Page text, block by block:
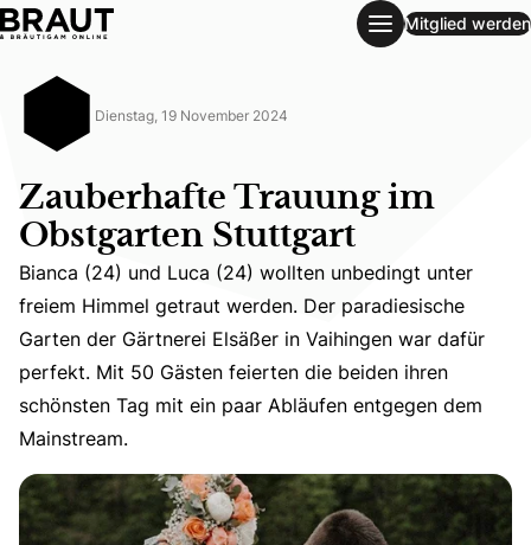
Zauberhafte Trauung im Obstgarten Stuttgart
Mitglied werden
Dienstag, 19 November 2024
Zauberhafte Trauung im
Obstgarten Stuttgart
Bianca (24) und Luca (24) wollten unbedingt unter
Bianca (24) und Luca (24) wollten unbedingt unter
freiem Himmel getraut werden. Der paradiesische
Garten der Gärtnerei Elsäßer in Vaihingen war dafür
perfekt. Mit 50 Gästen feierten die beiden ihren
schönsten Tag mit ein paar Abläufen entgegen dem
Mainstream.